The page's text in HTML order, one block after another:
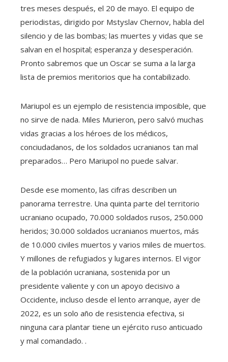
tres meses después, el 20 de mayo. El equipo de
periodistas, dirigido por Mstyslav Chernov, habla del
silencio y de las bombas; las muertes y vidas que se
salvan en el hospital; esperanza y desesperación.
Pronto sabremos que un Oscar se suma a la larga
lista de premios meritorios que ha contabilizado.
Mariupol es un ejemplo de resistencia imposible, que
no sirve de nada. Miles Murieron, pero salvó muchas
vidas gracias a los héroes de los médicos,
conciudadanos, de los soldados ucranianos tan mal
preparados… Pero Mariupol no puede salvar.
Desde ese momento, las cifras describen un
panorama terrestre. Una quinta parte del territorio
ucraniano ocupado, 70.000 soldados rusos, 250.000
heridos; 30.000 soldados ucranianos muertos, más
de 10.000 civiles muertos y varios miles de muertos.
Y millones de refugiados y lugares internos. El vigor
de la población ucraniana, sostenida por un
presidente valiente y con un apoyo decisivo a
Occidente, incluso desde el lento arranque, ayer de
2022, es un solo año de resistencia efectiva, si
ninguna cara plantar tiene un ejército ruso anticuado
y mal comandado. .